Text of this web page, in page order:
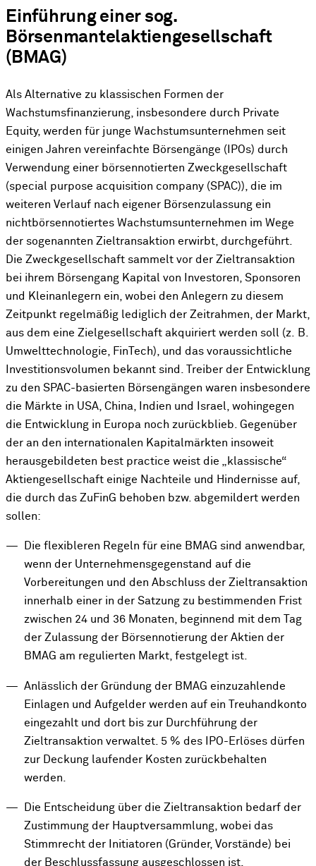
Einführung einer sog.
Börsenmantelaktiengesellschaft
(BMAG)
Als Alternative zu klassischen Formen der
Wachstumsfinanzierung, insbesondere durch Private
Equity, werden für junge Wachstumsunternehmen seit
einigen Jahren vereinfachte Börsengänge (IPOs) durch
Verwendung einer börsennotierten Zweckgesellschaft
(special purpose acquisition company (SPAC)), die im
weiteren Verlauf nach eigener Börsenzulassung ein
nichtbörsennotiertes Wachstumsunternehmen im Wege
der sogenannten Zieltransaktion erwirbt, durchgeführt.
Die Zweckgesellschaft sammelt vor der Zieltransaktion
bei ihrem Börsengang Kapital von Investoren, Sponsoren
und Kleinanlegern ein, wobei den Anlegern zu diesem
Zeitpunkt regelmäßig lediglich der Zeitrahmen, der Markt,
aus dem eine Zielgesellschaft akquiriert werden soll (z. B.
Umwelttechnologie, FinTech), und das voraussichtliche
Investitionsvolumen bekannt sind. Treiber der Entwicklung
zu den SPAC-basierten Börsengängen waren insbesondere
die Märkte in USA, China, Indien und Israel, wohingegen
die Entwicklung in Europa noch zurückblieb. Gegenüber
der an den internationalen Kapitalmärkten insoweit
herausgebildeten best practice weist die „klassische“
Aktiengesellschaft einige Nachteile und Hindernisse auf,
die durch das ZuFinG behoben bzw. abgemildert werden
sollen:
Die flexibleren Regeln für eine BMAG sind anwendbar,
wenn der Unternehmensgegenstand auf die
Vorbereitungen und den Abschluss der Zieltransaktion
innerhalb einer in der Satzung zu bestimmenden Frist
zwischen 24 und 36 Monaten, beginnend mit dem Tag
der Zulassung der Börsennotierung der Aktien der
BMAG am regulierten Markt, festgelegt ist.
Anlässlich der Gründung der BMAG einzuzahlende
Einlagen und Aufgelder werden auf ein Treuhandkonto
eingezahlt und dort bis zur Durchführung der
Zieltransaktion verwaltet. 5 % des IPO-Erlöses dürfen
zur Deckung laufender Kosten zurückbehalten
werden.
Die Entscheidung über die Zieltransaktion bedarf der
Zustimmung der Hauptversammlung, wobei das
Stimmrecht der Initiatoren (Gründer, Vorstände) bei
der Beschlussfassung ausgeschlossen ist.